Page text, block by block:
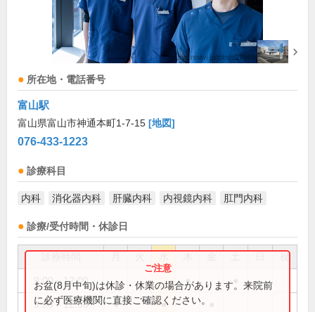
所在地・電話番号
富山駅
富山県富山市神通本町1-7-15 [地図]
076-433-1223
診療科目
内科 消化器内科 肝臓内科 内視鏡内科 肛門内科
診療/受付時間・休診日
祝
9:00～12:00 ●
9:00～12:30 ● ●
お盆(8月中旬)は休診・休業の場合があります。来院前
に必ず医療機関に直接ご確認ください。